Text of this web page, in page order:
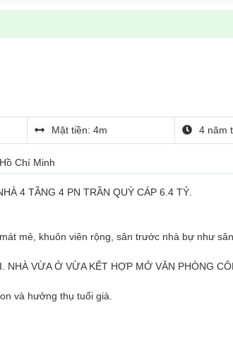
Mặt tiền: 4m 4 năm
Chí Minh
4 TẦNG 4 PN TRẦN QUỲ CÁP 6.4 TỶ.
mẻ, khuôn viên rộng, sân trước nhà bự như sân
VỪA Ở VỪA KẾT HỢP MỞ VĂN PHÒNG
và hưởng thụ tuổi già.